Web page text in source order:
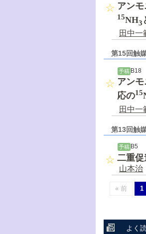
アン
15NH3
田中一
第15回触
予稿 B18
アン
応の15
田中一
第13回触
予稿 B5
二重
山本治
« 前 1
よく